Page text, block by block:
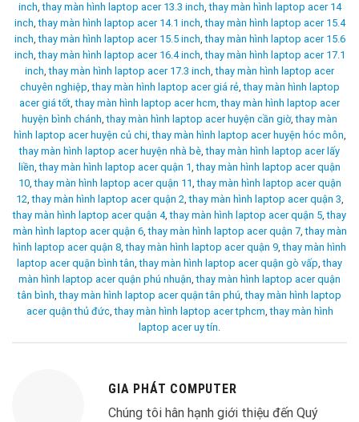
inch,thay màn hình laptop acer 13.3 inch,thay màn hình laptop acer 14
inch,thay màn hình laptop acer 14.1 inch,thay màn hình laptop acer 15.4
inch,thay màn hình laptop acer 15.5 inch,thay màn hình laptop acer 15.6
inch,thay màn hình laptop acer 16.4 inch,thay màn hình laptop acer 17.1
inch,thay màn hình laptop acer 17.3 inch,thay màn hình laptop acer
chuyên nghiệp,thay màn hình laptop acer giá rẻ,thay màn hình laptop
acer giá tốt,thay màn hình laptop acer hcm,thay màn hình laptop acer
huyện bình chánh,thay màn hình laptop acer huyện cần giờ,thay màn
hình laptop acer huyện củ chi,thay màn hình laptop acer huyện hóc môn,
thay màn hình laptop acer huyện nhà bè,thay màn hình laptop acer lấy
liền,thay màn hình laptop acer quận 1,thay màn hình laptop acer quận
10,thay màn hình laptop acer quận 11,thay màn hình laptop acer quận
12,thay màn hình laptop acer quận 2,thay màn hình laptop acer quận 3,
thay màn hình laptop acer quận 4,thay màn hình laptop acer quận 5,thay
màn hình laptop acer quận 6,thay màn hình laptop acer quận 7,thay màn
hình laptop acer quận 8,thay màn hình laptop acer quận 9,thay màn hình
laptop acer quận bình tân,thay màn hình laptop acer quận gò vấp,thay
màn hình laptop acer quận phú nhuận,thay màn hình laptop acer quận
tân bình,thay màn hình laptop acer quận tân phú,thay màn hình laptop
acer quận thủ đức,thay màn hình laptop acer tphcm,thay màn hình
laptop acer uy tín.
GIA PHÁT COMPUTER
Chúng tôi hân hạnh giới thiệu đến Quý